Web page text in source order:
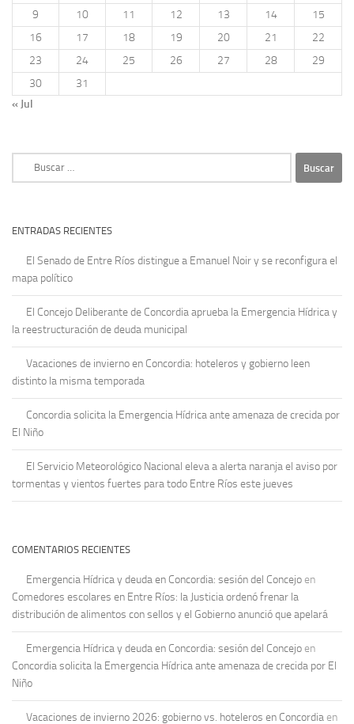
9
10 11 12 13 14
15
16
17 18 19 20 21
22
23
24 25 26 27 28
29
30
31
« Jul
Buscar:
ENTRADAS RECIENTES
El Senado de Entre Ríos distingue a Emanuel Noir y se reconfigura el
mapa político
El Concejo Deliberante de Concordia aprueba la Emergencia Hídrica y
la reestructuración de deuda municipal
Vacaciones de invierno en Concordia: hoteleros y gobierno leen
distinto la misma temporada
Concordia solicita la Emergencia Hídrica ante amenaza de crecida por
El Niño
El Servicio Meteorológico Nacional eleva a alerta naranja el aviso por
tormentas y vientos fuertes para todo Entre Ríos este jueves
COMENTARIOS RECIENTES
Emergencia Hídrica y deuda en Concordia: sesión del Concejo en
Comedores escolares en Entre Ríos: la Justicia ordenó frenar la
distribución de alimentos con sellos y el Gobierno anunció que apelará
Emergencia Hídrica y deuda en Concordia: sesión del Concejo en
Concordia solicita la Emergencia Hídrica ante amenaza de crecida por El
Niño
Vacaciones de invierno 2026: gobierno vs. hoteleros en Concordia en